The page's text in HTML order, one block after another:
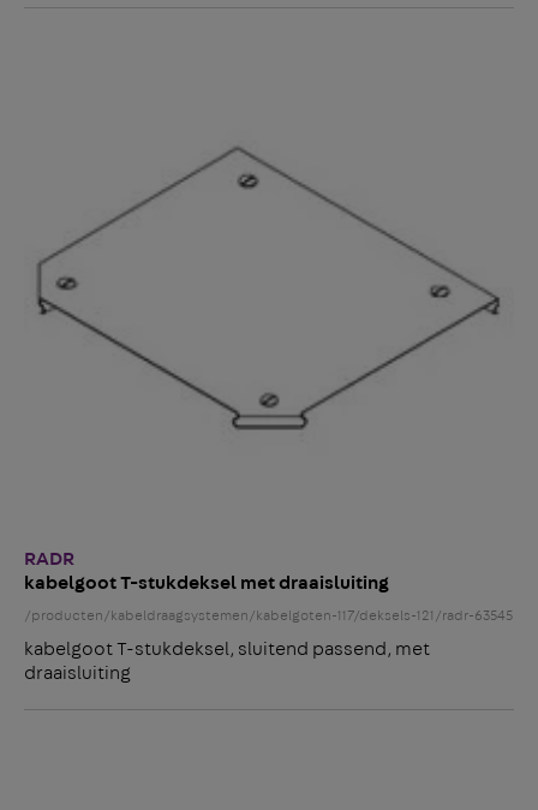
RADR
kabelgoot T-stukdeksel met draaisluiting
/producten/kabeldraagsystemen/kabelgoten-117/deksels-121/radr-63545
kabelgoot T-stukdeksel, sluitend passend, met
draaisluiting